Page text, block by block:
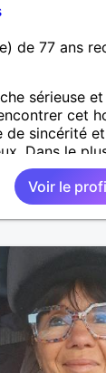
de 77 ans
sérieuse
cet
de sincérité
Dans le
petite
ouvert
Préférant
dans la
que cette
à bientôt
de
Voir le